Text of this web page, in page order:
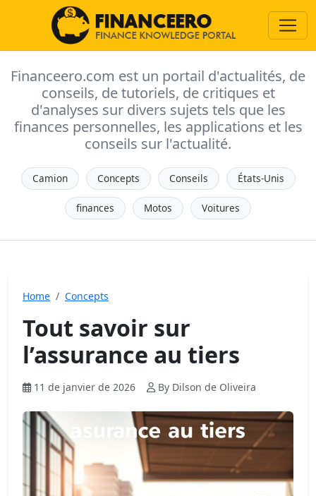
Financeero.com est un portail d'actualités, de
conseils, de tutoriels, de critiques et
d'analyses sur divers sujets tels que les
finances personnelles, les applications et les
conseils sur l'actualité.
Camion Concepts Conseils États-Unis
finances Motos Voitures
Home Concepts
Tout savoir sur
l’assurance au tiers
11 de janvier de 2026 By Dilson de Oliveira